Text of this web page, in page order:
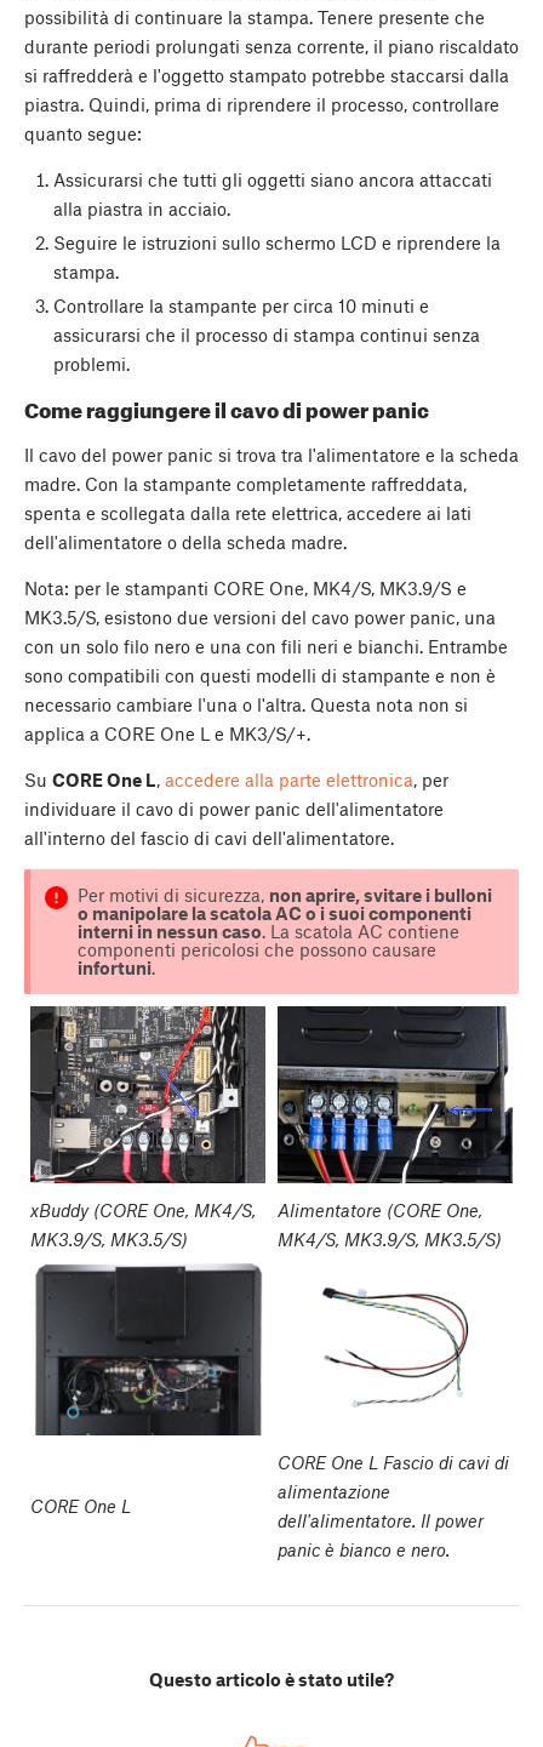
possibilità di continuare la stampa. Tenere presente che
durante periodi prolungati senza corrente, il piano riscaldato
si raffredderà e l'oggetto stampato potrebbe staccarsi dalla
piastra. Quindi, prima di riprendere il processo, controllare
quanto segue:
Assicurarsi che tutti gli oggetti siano ancora attaccati
alla piastra in acciaio.
Seguire le istruzioni sullo schermo LCD e riprendere la
stampa.
Controllare la stampante per circa 10 minuti e
assicurarsi che il processo di stampa continui senza
problemi.
Come raggiungere il cavo di power panic
Il cavo del power panic si trova tra l'alimentatore e la scheda
madre. Con la stampante completamente raffreddata,
spenta e scollegata dalla rete elettrica, accedere ai lati
dell'alimentatore o della scheda madre.
Nota: per le stampanti CORE One, MK4/S, MK3.9/S e
MK3.5/S, esistono due versioni del cavo power panic, una
con un solo filo nero e una con fili neri e bianchi. Entrambe
sono compatibili con questi modelli di stampante e non è
necessario cambiare l'una o l'altra. Questa nota non si
applica a CORE One L e MK3/S/+.
Su CORE One L, accedere alla parte elettronica, per
individuare il cavo di power panic dell'alimentatore
all'interno del fascio di cavi dell'alimentatore.
Per motivi di sicurezza, non aprire, svitare i bulloni
o manipolare la scatola AC o i suoi componenti
interni in nessun caso. La scatola AC contiene
componenti pericolosi che possono causare
infortuni.
xBuddy (CORE One, MK4/S,
MK3.9/S, MK3.5/S)
Alimentatore (CORE One,
MK4/S, MK3.9/S, MK3.5/S)
CORE One L
CORE One L Fascio di cavi di
alimentazione
dell'alimentatore. Il power
panic è bianco e nero.
Questo articolo è stato utile?